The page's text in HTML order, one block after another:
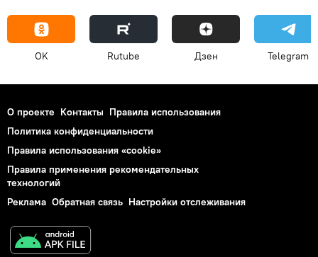
OK Rutube Дзен Telegram
О проекте Контакты Правила использования
Политика конфиденциальности
Правила использования «cookie»
Правила применения рекомендательных
технологий
Реклама Обратная связь Настройки отслеживания